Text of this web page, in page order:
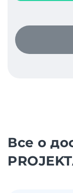
Все о